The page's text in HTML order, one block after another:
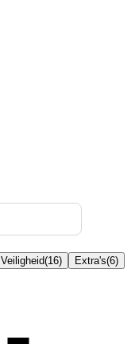
Veiligheid(16) Extra's(6)